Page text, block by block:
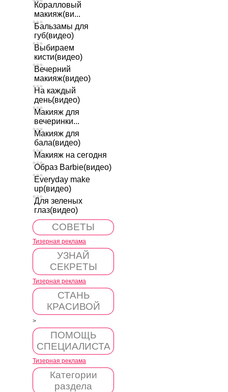
Коралловый
макияж(ви...
Бальзамы для
губ(видео)
Выбираем
кисти(видео)
Вечерний
макияж(видео)
На каждый
день(видео)
Макияж для
вечеринки...
Макияж для
бала(видео)
Макияж на сегодня
Образ Barbie(видео)
Everyday make
up(видео)
Для зеленых
глаз(видео)
СОВЕТЫ
Тизерная реклама
УЗНАЙ
СЕКРЕТЫ
Тизерная реклама
СТАНЬ
КРАСИВОЙ
>
ПОМОЩЬ
СПЕЦИАЛИСТА
Тизерная реклама
Категории
раздела